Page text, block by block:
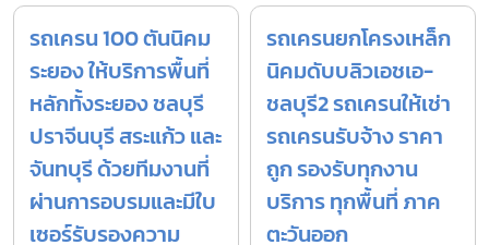
รถเครน 100 ตันนิคม
ระยอง ให้บริการพื้นที่
หลักทั้งระยอง ชลบุรี
ปราจีนบุรี สระแก้ว และ
จันทบุรี ด้วยทีมงานที่
ผ่านการอบรมและมีใบ
เซอร์รับรองความ
รถเครนยกโครงเหล็ก
นิคมดับบลิวเอชเอ-
ชลบุรี2 รถเครนให้เช่า
รถเครนรับจ้าง ราคา
ถูก รองรับทุกงาน
บริการ ทุกพื้นที่ ภาค
ตะวันออก